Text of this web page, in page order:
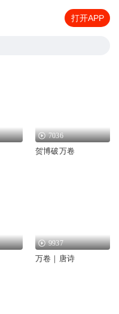
打开APP
7036
贺博破万卷
9937
万卷｜唐诗